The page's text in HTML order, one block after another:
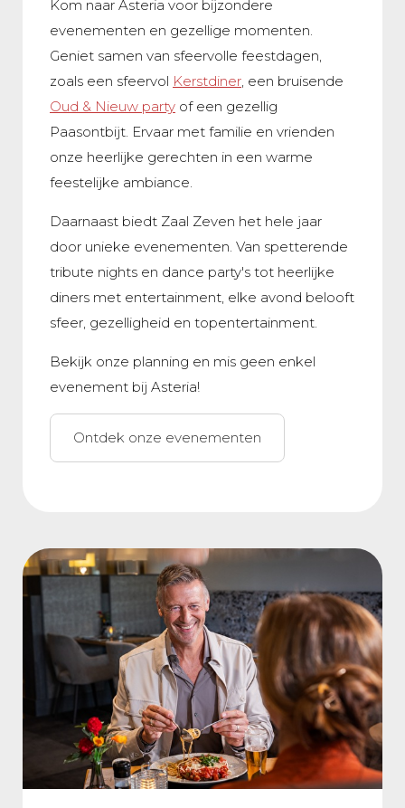
Kom naar Asteria voor bijzondere
evenementen en gezellige momenten.
Geniet samen van sfeervolle feestdagen,
zoals een sfeervol Kerstdiner, een bruisende
Oud & Nieuw party of een gezellig
Paasontbijt. Ervaar met familie en vrienden
onze heerlijke gerechten in een warme
feestelijke ambiance.
Daarnaast biedt Zaal Zeven het hele jaar
door unieke evenementen. Van spetterende
tribute nights en dance party's tot heerlijke
diners met entertainment, elke avond belooft
sfeer, gezelligheid en topentertainment.
Bekijk onze planning en mis geen enkel
evenement bij Asteria!
Ontdek onze evenementen